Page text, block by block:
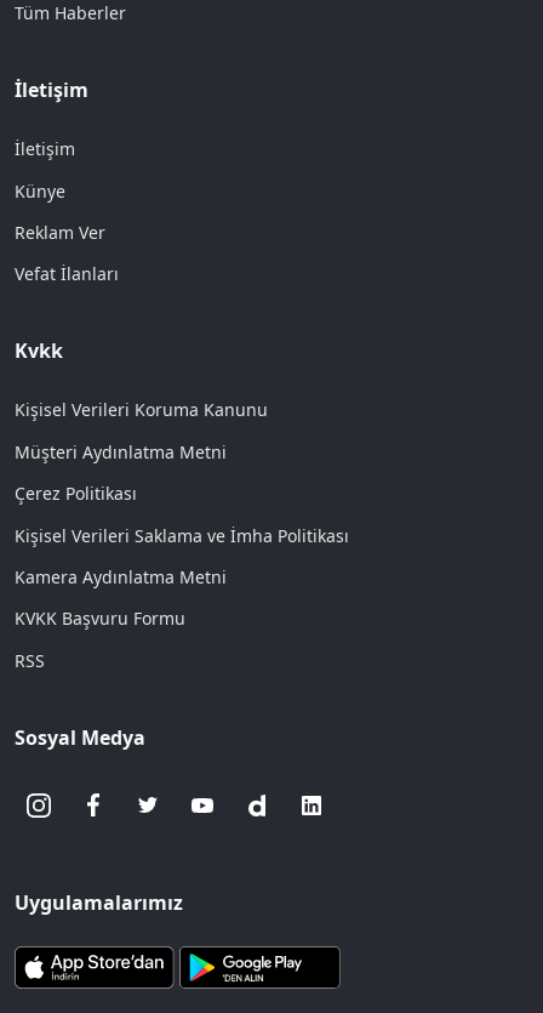
Tüm Haberler
İletişim
İletişim
Künye
Reklam Ver
Vefat İlanları
Kvkk
Kişisel Verileri Koruma Kanunu
Müşteri Aydınlatma Metni
Çerez Politikası
Kişisel Verileri Saklama ve İmha Politikası
Kamera Aydınlatma Metni
KVKK Başvuru Formu
RSS
Sosyal Medya
Uygulamalarımız